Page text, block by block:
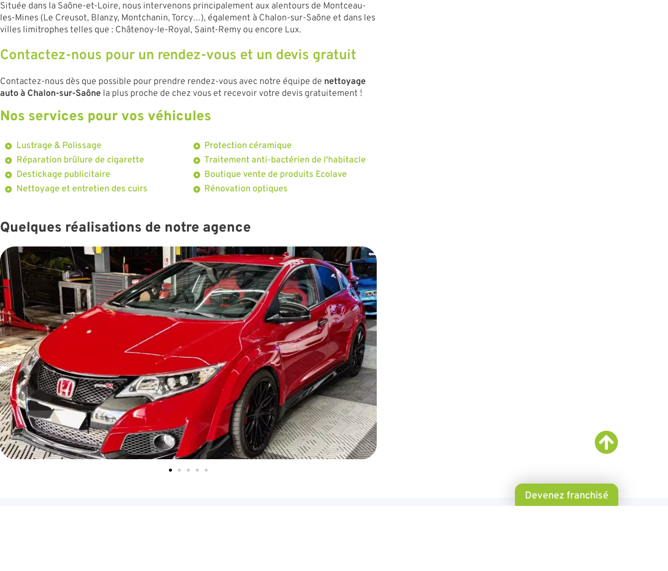
Située dans la Saône-et-Loire, nous intervenons principalement aux alentours de Montceau-
les-Mines (Le Creusot, Blanzy, Montchanin, Torcy…), également à Chalon-sur-Saône et dans les
villes limitrophes telles que : Châtenoy-le-Royal, Saint-Remy ou encore Lux.
Contactez-nous pour un rendez-vous et un devis gratuit
Contactez-nous dès que possible pour prendre rendez-vous avec notre équipe de nettoyage
auto à Chalon-sur-Saône la plus proche de chez vous et recevoir votre devis gratuitement !
Nos services pour vos véhicules
Lustrage & Polissage
Réparation brûlure de cigarette
Destickage publicitaire
Nettoyage et entretien des cuirs
Protection céramique
Traitement anti-bactérien de l'habitacle
Boutique vente de produits Ecolave
Rénovation optiques
Quelques réalisations de notre agence
Devenez franchisé